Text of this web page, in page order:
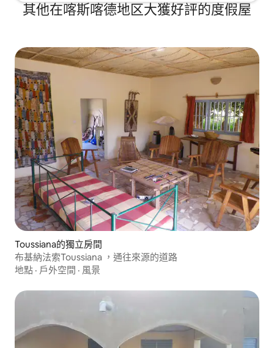
其他在喀斯喀德地区大獲好評的度假屋
Toussiana的獨立房間
布基納法索Toussiana ，通往來源的道路
地點 · 戶外空間 · 風景